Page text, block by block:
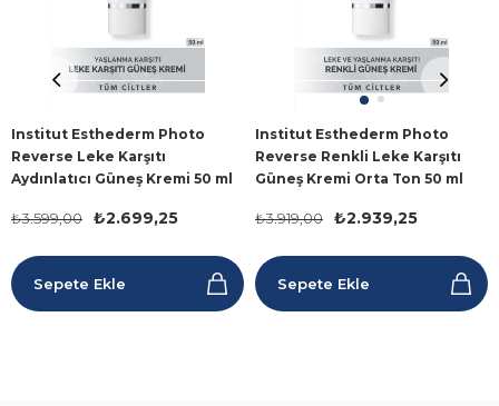
Institut Esthederm Photo
Reverse Leke Karşıtı
Aydınlatıcı Güneş Kremi 50 ml
₺2.699,25
₺3.599,00
Sepete Ekle
Institut Esthederm Photo
Reverse Renkli Leke Karşıtı
Güneş Kremi Orta Ton 50 ml
₺2.939,25
₺3.919,00
Sepete Ekle